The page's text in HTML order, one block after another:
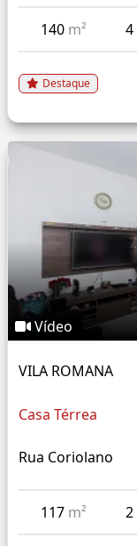
140 m² 4
Destaque
Vídeo
VILA ROMANA
Casa Térrea
Rua Coriolano
117 m² 2